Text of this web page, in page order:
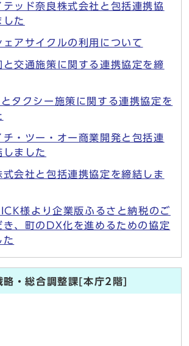
テッド奈良株式会社と包括連携協
した
ェアサイクルの利用について
と交通施策に関する連携協定を締
タクシー施策に関する連携協定を
チ・ツー・オー商業開発と包括連
ました
式会社と包括連携協定を締結しま
様より企業版ふるさと納税のご
き、町のDX化を進めるための協定
た
略・総合調整課[本庁2階]